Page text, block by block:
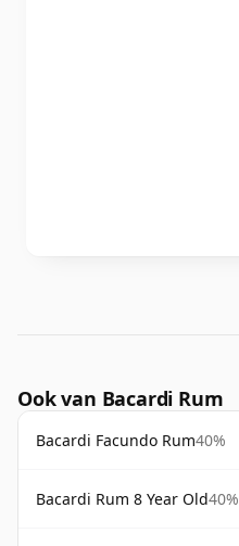
Ook van Bacardi Rum
Bacardi Facundo Rum40%
Bacardi Rum 8 Year Old40%